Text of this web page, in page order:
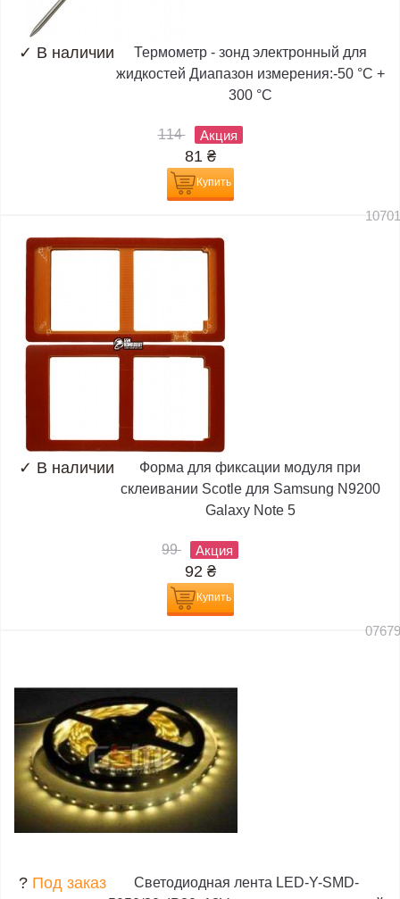
✓ В наличии
Термометр - зонд электронный для
жидкостей Диапазон измерения:-50 °C +
300 °C
114 Акция
81 ₴
Купить
✓ В наличии
Форма для фиксации модуля при
склеивании Scotle для Samsung N9200
Galaxy Note 5
99 Акция
92 ₴
Купить
? Под заказ
Светодиодная лента LED-Y-SMD-